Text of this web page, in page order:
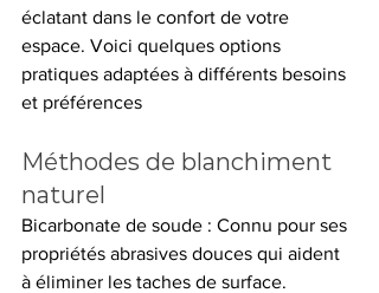
éclatant dans le confort de votre
espace. Voici quelques options
pratiques adaptées à différents besoins
et préférences
Méthodes de blanchiment
naturel
Bicarbonate de soude : Connu pour ses
propriétés abrasives douces qui aident
à éliminer les taches de surface.